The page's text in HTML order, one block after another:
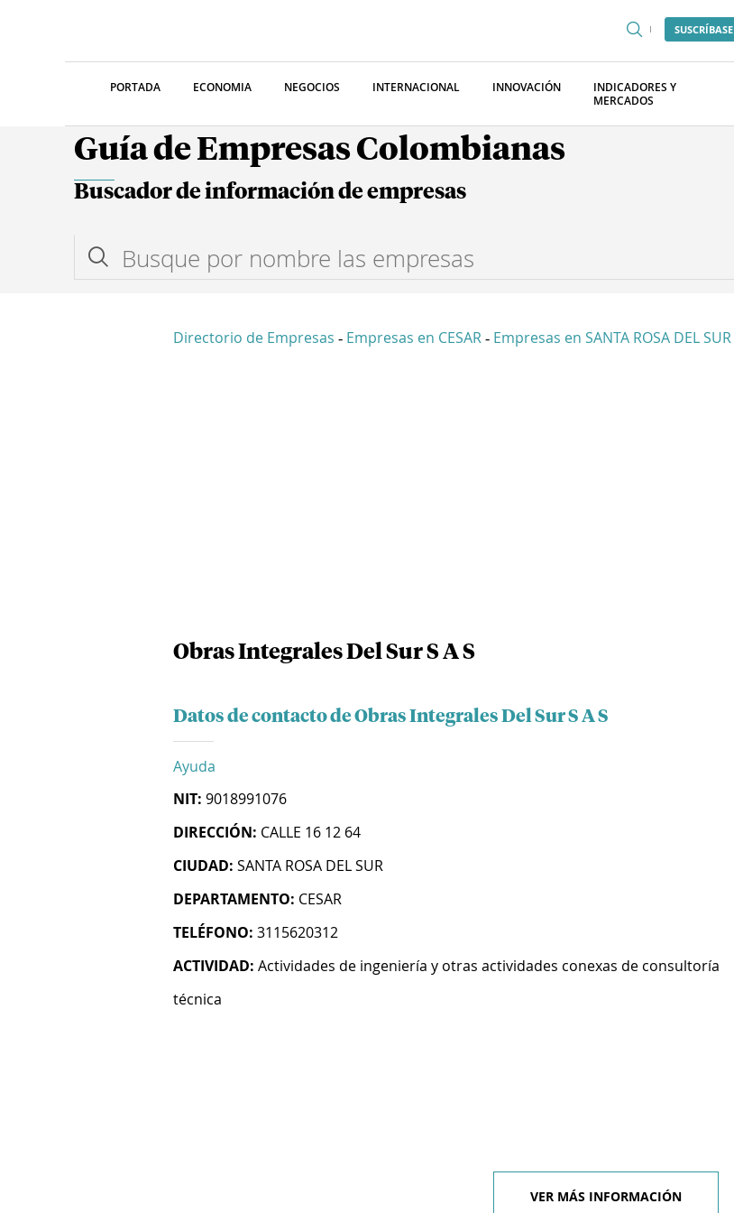
SUSCRÍBASE
PORTADA ECONOMIA NEGOCIOS INTERNACIONAL INNOVACIÓN
INDICADORES Y
MERCADOS
Guía de Empresas Colombianas
Buscador de información de empresas
Directorio de Empresas - Empresas en CESAR - Empresas en SANTA ROSA DEL SUR
Obras Integrales Del Sur S A S
Datos de contacto de Obras Integrales Del Sur S A S
Ayuda
NIT: 9018991076
DIRECCIÓN: CALLE 16 12 64
CIUDAD: SANTA ROSA DEL SUR
DEPARTAMENTO: CESAR
TELÉFONO: 3115620312
ACTIVIDAD: Actividades de ingeniería y otras actividades conexas de consultoría
técnica
VER MÁS INFORMACIÓN